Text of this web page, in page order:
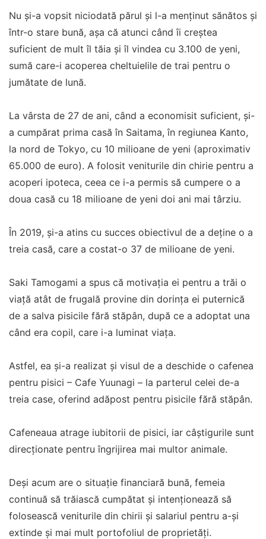
Nu și-a vopsit niciodată părul și l-a menținut sănătos și
într-o stare bună, așa că atunci când îi creștea
suficient de mult îl tăia și îl vindea cu 3.100 de yeni,
sumă care-i acoperea cheltuielile de trai pentru o
jumătate de lună.
La vârsta de 27 de ani, când a economisit suficient, și-
a cumpărat prima casă în Saitama, în regiunea Kanto,
la nord de Tokyo, cu 10 milioane de yeni (aproximativ
65.000 de euro). A folosit veniturile din chirie pentru a
acoperi ipoteca, ceea ce i-a permis să cumpere o a
doua casă cu 18 milioane de yeni doi ani mai târziu.
În 2019, și-a atins cu succes obiectivul de a deține o a
treia casă, care a costat-o ​​37 de milioane de yeni.
Saki Tamogami a spus că motivația ei pentru a trăi o
viață atât de frugală provine din dorința ei puternică
de a salva pisicile fără stăpân, după ce a adoptat una
când era copil, care i-a luminat viața.
Astfel, ea și-a realizat și visul de a deschide o cafenea
pentru pisici – Cafe Yuunagi – la parterul celei de-a
treia case, oferind adăpost pentru pisicile fără stăpân.
Cafeneaua atrage iubitorii de pisici, iar câștigurile sunt
direcționate pentru îngrijirea mai multor animale.
Deși acum are o situație financiară bună, femeia
continuă să trăiască cumpătat și intenționează să
folosească veniturile din chirii și salariul pentru a-și
extinde și mai mult portofoliul de proprietăți.